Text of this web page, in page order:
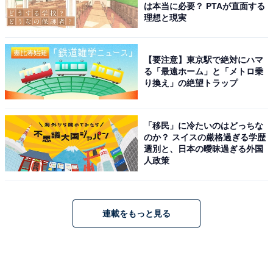
あるから」（40代男性／香川県）
※回答者からのコメントは原文ママです
※記事内容は執筆時点のものです。最新の内容をご確認
あわせて読みたい
「高品質なお土産が一通り揃う」お土産が充
実している“北海道の道の駅”ランキング1位
9位までのランキング結果を見る
は本当に必要？ PTAが直面する
理想と現実
【要注意】東京駅で絶対にハマ
る「最遠ホーム」と「メトロ乗
り換え」の絶望トラップ
「移民」に冷たいのはどっちな
のか？ スイスの厳格過ぎる学歴
選別と、日本の曖昧過ぎる外国
人政策
連載をもっと見る